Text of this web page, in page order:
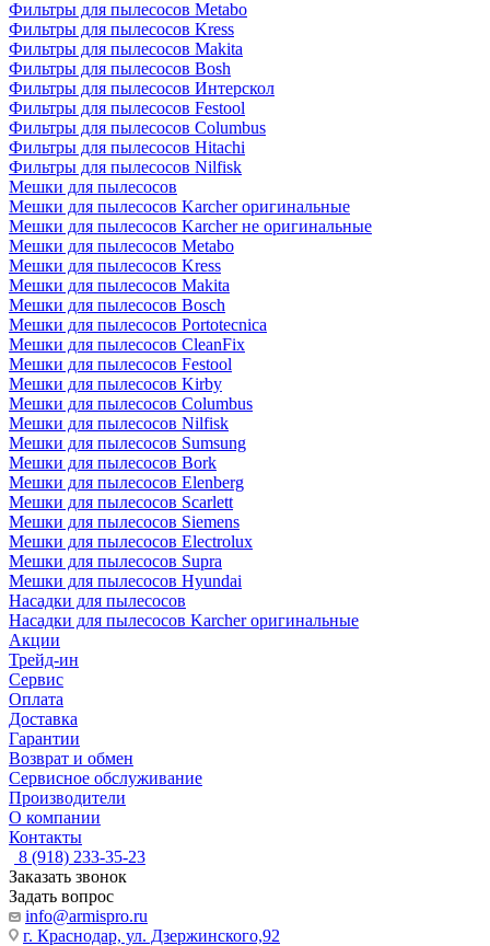
Фильтры для пылесосов Metabo
Фильтры для пылесосов Kress
Фильтры для пылесосов Makita
Фильтры для пылесосов Bosh
Фильтры для пылесосов Интерскол
Фильтры для пылесосов Festool
Фильтры для пылесосов Columbus
Фильтры для пылесосов Hitachi
Фильтры для пылесосов Nilfisk
Мешки для пылесосов
Мешки для пылесосов Karcher оригинальные
Мешки для пылесосов Karcher не оригинальные
Мешки для пылесосов Metabo
Мешки для пылесосов Kress
Мешки для пылесосов Makita
Мешки для пылесосов Bosch
Мешки для пылесосов Portotecnica
Мешки для пылесосов CleanFix
Мешки для пылесосов Festool
Мешки для пылесосов Kirby
Мешки для пылесосов Columbus
Мешки для пылесосов Nilfisk
Мешки для пылесосов Sumsung
Мешки для пылесосов Bork
Мешки для пылесосов Elenberg
Мешки для пылесосов Scarlett
Мешки для пылесосов Siemens
Мешки для пылесосов Electrolux
Мешки для пылесосов Supra
Мешки для пылесосов Hyundai
Насадки для пылесосов
Насадки для пылесосов Karcher оригинальные
Акции
Трейд-ин
Сервис
Оплата
Доставка
Гарантии
Возврат и обмен
Сервисное обслуживание
Производители
О компании
Контакты
8 (918) 233-35-23
Заказать звонок
Задать вопрос
info@armispro.ru
г. Краснодар, ул. Дзержинского,92